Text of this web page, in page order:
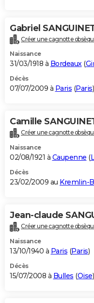
Gabriel
Créer une cagnotte
Naissance
31/03/1918 à Bordeaux(
Décès
07/07/2009 à Paris (Paris)
Camille
Créer une cagnotte
Naissance
02/08/1921 à Caupenne (
Décès
23/02/2009 au Kremlin-
Jean-claude
Créer une cagnotte
Naissance
13/10/1940 à Paris (Paris)
Décès
15/07/2008 à Bulles (Oise)